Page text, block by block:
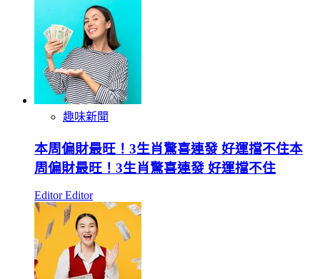
趣味新聞
本周偏財最旺！3生肖驚喜連發 好運擋不住本
周偏財最旺！3生肖驚喜連發 好運擋不住
Editor Editor